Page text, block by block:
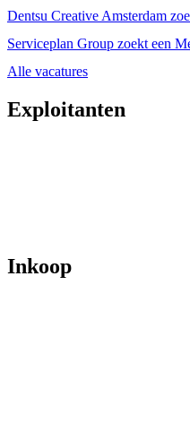
Dentsu Creative Amsterdam
Serviceplan Group zoekt een
Alle vacatures
Exploitanten
Inkoop